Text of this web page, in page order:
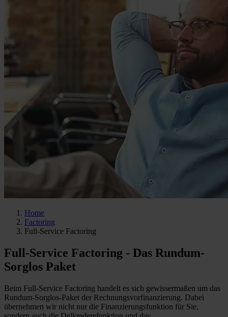
Home
Factoring
Full-Service Factoring
Full-Service Factoring - Das Rundum-
Sorglos Paket
Beim Full-Service Factoring handelt es sich gewissermaßen um das
Rundum-Sorglos-Paket der Rechnungsvorfinanzierung. Dabei
übernehmen wir nicht nur die Finanzierungsfunktion für Sie,